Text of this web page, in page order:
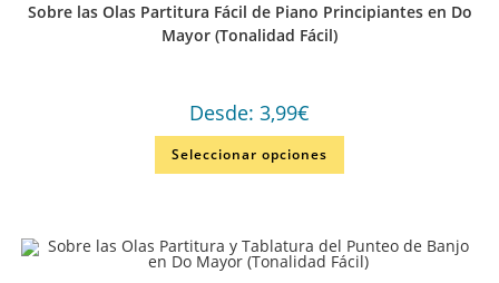
Sobre las Olas Partitura Fácil de Piano Principiantes en Do
Mayor (Tonalidad Fácil)
Desde: 3,99€
Seleccionar opciones